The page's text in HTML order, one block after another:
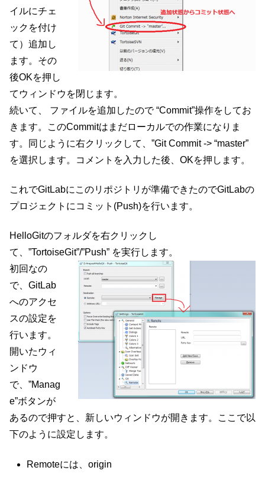
イルにチェ
ックを付け
て）追加し
ます。その
後OKを押し
てウィンドウを閉じます。
続いて、 ファイルを追加したので “Commit”操作をしてお
きます。このCommitはまだローカルでの作業になりま
す。同じように右クリックして、”Git Commit -> “master”
を選択します。コメントを入力した後、OKを押します。
これでGitLabにこのリポジトリが準備できたのでGitLabの
プロジェクトにコミット(Push)を行います。
HelloGitのフォルダを右クリックし
て、”TortoiseGit”/”Push” を実行します。
初回なの
で、GitLab
へのアクセ
スの設定を
行います。
開いたウィ
ンドウ
で、”Manag
e”ボタンが
あるので押すと、新しいウィンドウが開きます。ここで以
下のように設定します。
Remoteには、origin